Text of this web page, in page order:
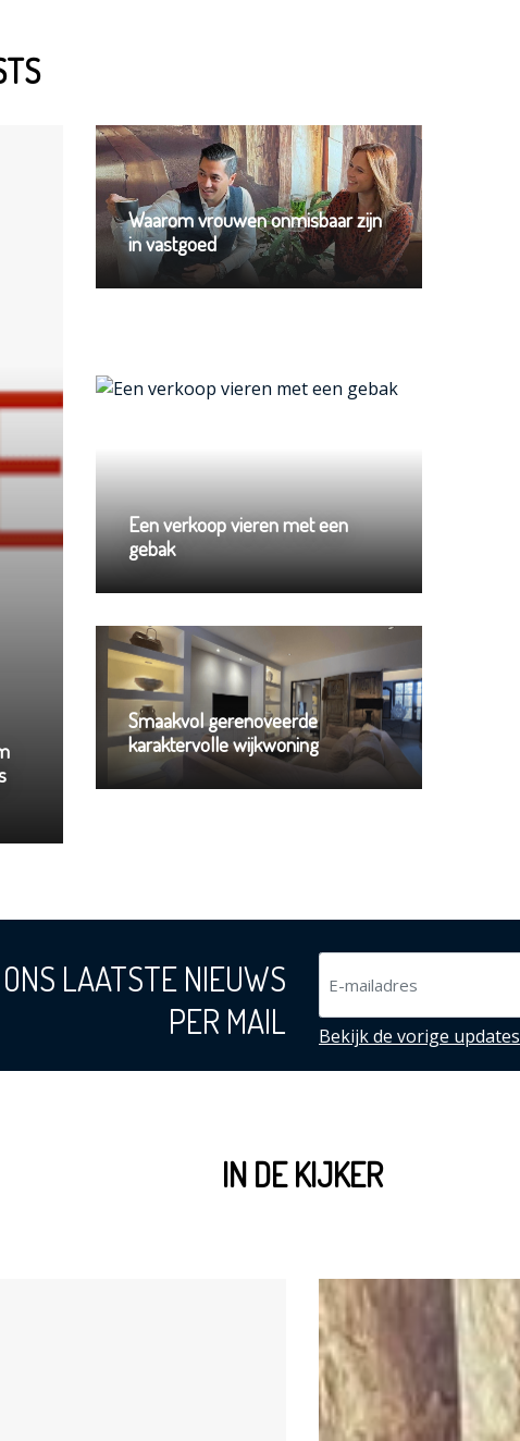
Waarom vrouwen onmisbaar zijn
in vastgoed
Een verkoop vieren met een
gebak
Smaakvol gerenoveerde
karaktervolle wijkwoning
LAATSTE NIEUWS
PER MAIL
Bekijk de vorige updates
IN DE KIJKER